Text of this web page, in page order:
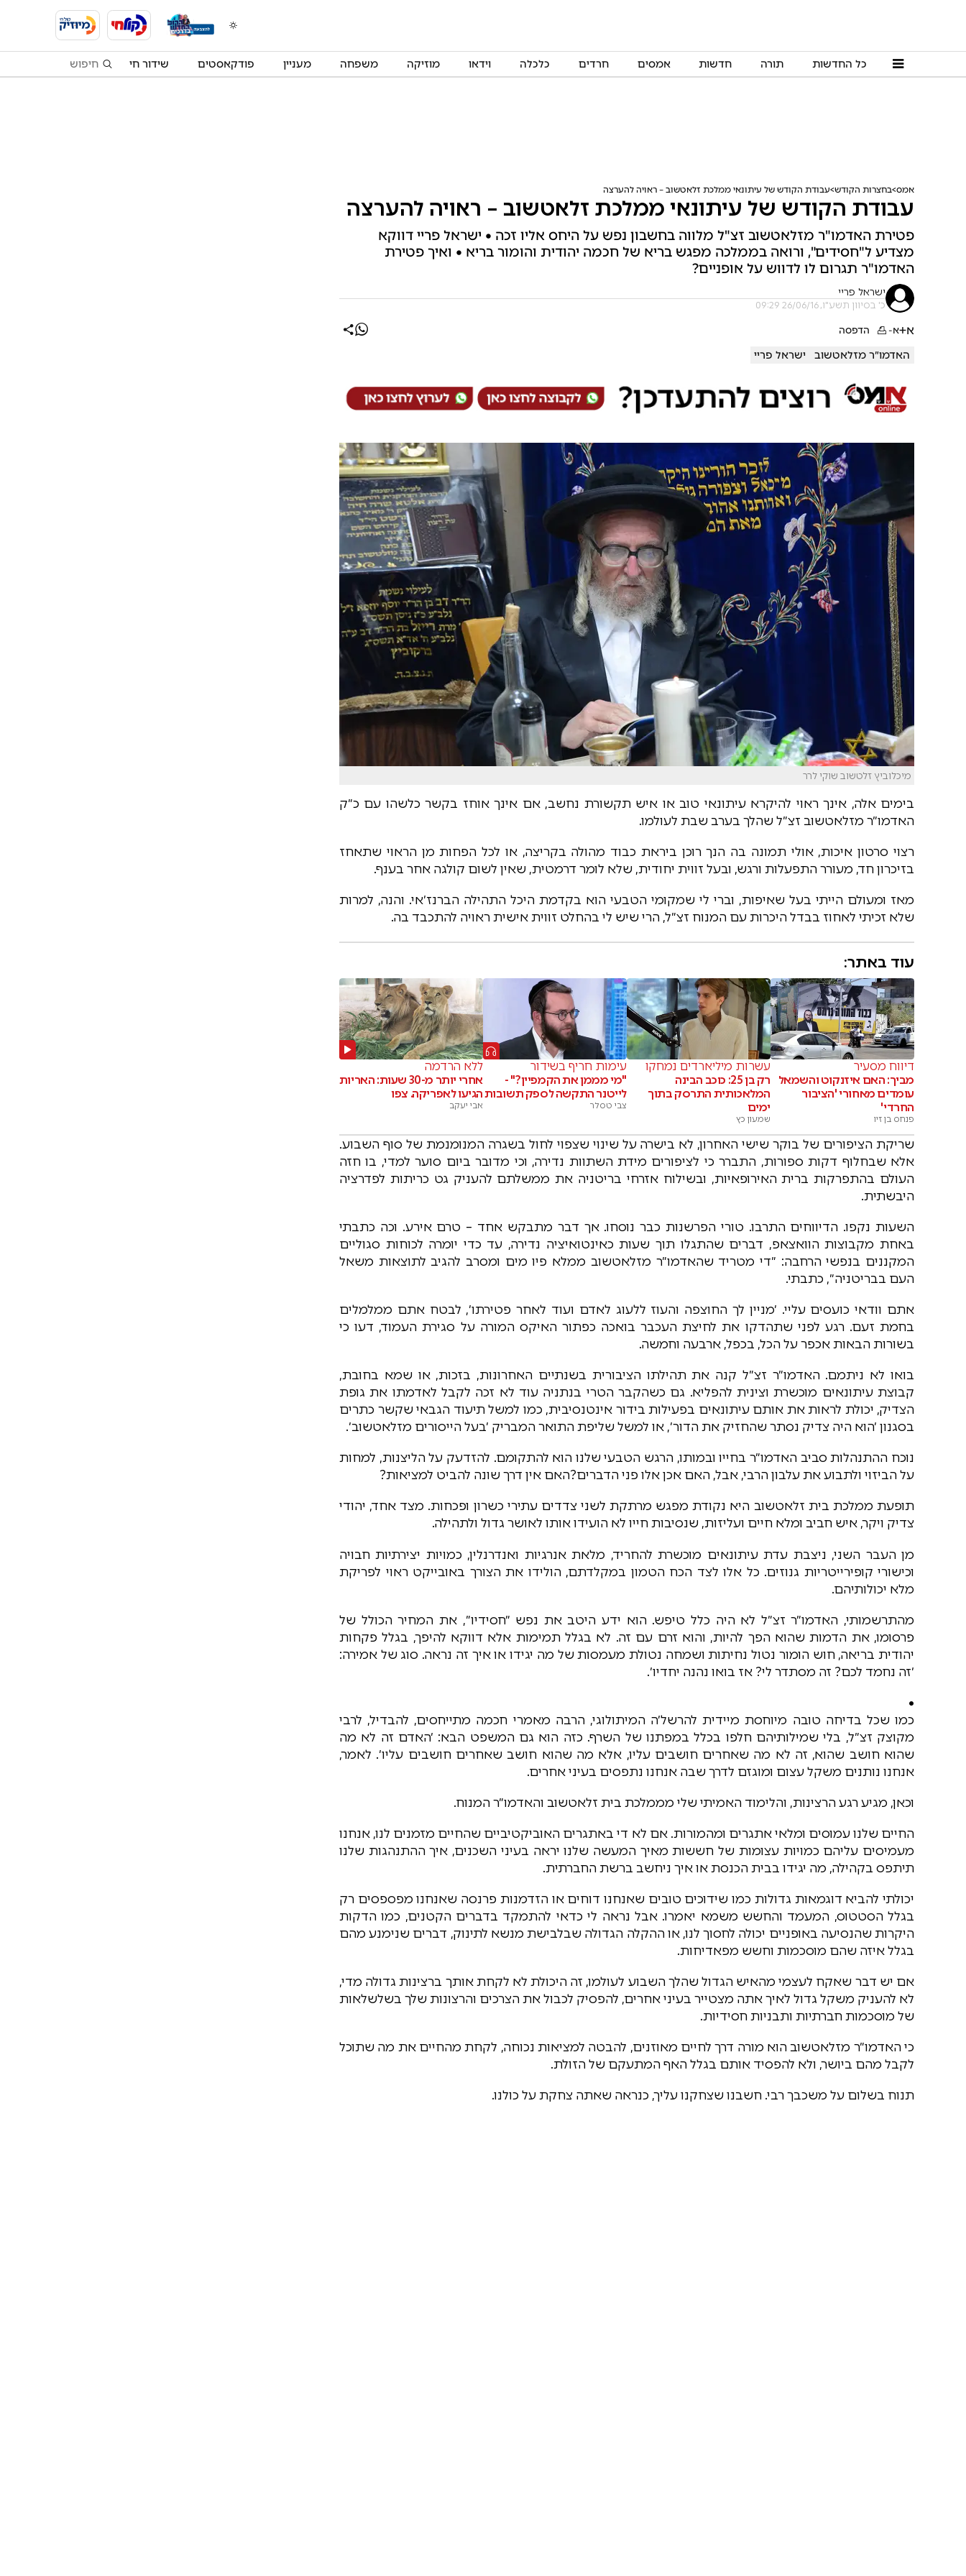
כל החדשות תורה חדשות אמסים חרדים כלכלה וידאו מוזיקה משפחה מעניין פודקאסטים שידור חי
אמס בחצרות הקודש עבודת הקודש של עיתונאי ממלכת זלאטשוב – ראויה להערצה
עבודת הקודש של עיתונאי ממלכת זלאטשוב – ראויה להערצה
פטירת האדמו"ר מזלאטשוב זצ"ל מלווה בחשבון נפש על היחס אליו זכה • ישראל פריי דווקא
מצדיע ל"חסידים", ורואה בממלכה מפגש בריא של חכמה יהודית והומור בריא • ואיך פטירת
האדמו"ר תגרום לו לדווש על אופניים?
ישראל פריי
כ' בסיוון תשע"ו, 26/06/16 09:29
א+א- הדפסה
האדמו״ר מזלאטשוב ישראל פריי
מיכלוביץ זלטשוב שוקי לרר
בימים אלה, אינך ראוי להיקרא עיתונאי טוב או איש תקשורת נחשב, אם אינך אוחז בקשר כלשהו עם כ״ק
האדמו״ר מזלאטשוב זצ״ל שהלך בערב שבת לעולמו.
רצוי סרטון איכות, אולי תמונה בה הנך רוכן ביראת כבוד מהולה בקריצה, או לכל הפחות מן הראוי שתאחז
בזיכרון חד, מעורר התפעלות ורגש, ובעל זווית יחודית, שלא לומר דרמטית, שאין לשום קולגה אחר בענף.
מאז ומעולם הייתי בעל שאיפות, וברי לי שמקומי הטבעי הוא בקדמת היכל התהילה הברנז׳אי. והנה, למרות
שלא זכיתי לאחוז בבדל היכרות עם המנוח זצ״ל, הרי שיש לי בהחלט זווית אישית ראויה להתכבד בה.
עוד באתר:
דיווח מסעיר
מביך: האם איזנקוט והשמאל
עומדים מאחורי 'הציבור
החרדי'
פנחס בן זיו
עשרות מיליארדים נמחקו
רק בן 25: כוכב הבינה
המלאכותית התרסק בתוך
ימים
שמעון כץ
עימות חריף בשידור
"מי מממן את הקמפיין?" -
לייטנר התקשה לספק תשובות
צבי טסלר
ללא הרדמה
אחרי יותר מ-30 שעות: האריות
הגיעו לאפריקה. צפו
אבי יעקב
שריקת הציפורים של בוקר שישי האחרון, לא בישרה על שינוי שצפוי לחול בשגרה המנומנמת של סוף השבוע.
אלא שבחלוף דקות ספורות, התברר כי לציפורים מידת השתוות נדירה, וכי מדובר ביום סוער למדי, בו חזה
העולם בהתפרקות ברית האירופאיות, ובשילוח אזרחי בריטניה את ממשלתם להעניק גט כריתות לפדרציה
היבשתית.
השעות נקפו. הדיווחים התרבו. טורי הפרשנות כבר נוסחו. אך דבר מתבקש אחד – טרם אירע. וכה כתבתי
באחת מקבוצות הוואצאפ, דברים שהתגלו תוך שעות כאינטואיציה נדירה, עד כדי יומרה לכוחות סגוליים
המקננים בנפשי הרחבה: ״די מטריד שהאדמו״ר מזלאטשוב ממלא פיו מים ומסרב להגיב לתוצאות משאל
העם בבריטניה״, כתבתי.
אתם וודאי כועסים עליי. ׳מניין לך החוצפה והעוז ללעוג לאדם ועוד לאחר פטירתו׳, לבטח אתם ממלמלים
בחמת זעם. רגע לפני שתהדקו את לחיצת העכבר בואכה כפתור האיקס המורה על סגירת העמוד, דעו כי
בשורות הבאות אכפר על הכל, בכפל, ארבעה וחמשה.
בואו לא ניתמם. האדמו״ר זצ״ל קנה את תהילתו הציבורית בשנתיים האחרונות, בזכות, או שמא בחובת,
קבוצת עיתונאים מוכשרת וצינית להפליא. גם כשהקבר הטרי בנתניה עוד לא זכה לקבל לאדמתו את גופת
הצדיק, יכולת לראות את אותם עיתונאים בפעילות בידור אינטנסיבית, כמו למשל תיעוד הגבאי שקשר כתרים
בסגנון ׳הוא היה צדיק נסתר שהחזיק את הדור׳, או למשל שליפת התואר המבריק ׳בעל הייסורים מזלאטשוב׳.
נוכח ההתנהלות סביב האדמו״ר בחייו ובמותו, הרגש הטבעי שלנו הוא להתקומם. להזדעק על הליצנות, למחות
על הביזוי ולתבוע את עלבון הרבי, אבל, האם אכן אלו פני הדברים?האם אין דרך שונה להביט למציאות?
תופעת ממלכת בית זלאטשוב היא נקודת מפגש מרתקת לשני צדדים עתירי כשרון ופכחות. מצד אחד, יהודי
צדיק ויקר, איש חביב ומלא חיים ועליזות, שנסיבות חייו לא הועידו אותו לאושר גדול ולתהילה.
מן העבר השני, ניצבת עדת עיתונאים מוכשרת להחריד, מלאת אנרגיות ואנדרנלין, כמויות יצירתיות חבויה
וכישורי קופירייטריות גנוזים. כל אלו לצד הכח הטמון במקלדתם, הולידו את הצורך באובייקט ראוי לפריקת
מלא יכולותיהם.
מהתרשמותי, האדמו״ר זצ״ל לא היה כלל טיפש. הוא ידע היטב את נפש ״חסידיו״, את המחיר הכולל של
פרסומו, את הדמות שהוא הפך להיות, והוא זרם עם זה. לא בגלל תמימות אלא דווקא להיפך, בגלל פקחות
יהודית בריאה, חוש הומור נטול נחיתות ושמחה נטולת מעמסות של מה יגידו או איך זה נראה. סוג של אמירה:
׳זה נחמד לכם? זה מסתדר לי? אז בואו נהנה יחדיו׳.
•
כמו שכל בדיחה טובה מיוחסת מיידית להרשל׳ה המיתולוגי, הרבה מאמרי חכמה מתייחסים, להבדיל, לרבי
מקוצק זצ״ל, בלי שמילותיהם חלפו בכלל במפתנו של השרף. כזה הוא גם המשפט הבא: ׳האדם זה לא מה
שהוא חושב שהוא, זה לא מה שאחרים חושבים עליו, אלא מה שהוא חושב שאחרים חושבים עליו׳. לאמר,
אנחנו נותנים משקל עצום ומוגזם לדרך שבה אנחנו נתפסים בעיני אחרים.
וכאן, מגיע רגע הרצינות, והלימוד האמיתי שלי מממלכת בית זלאטשוב והאדמו״ר המנוח.
החיים שלנו עמוסים ומלאי אתגרים ומהמורות. אם לא די באתגרים האוביקטיביים שהחיים מזמנים לנו, אנחנו
מעמיסים עליהם כמויות עצומות של חששות מאיך המעשה שלנו יראה בעיני השכנים, איך ההתנהגות שלנו
תיתפס בקהילה, מה יגידו בבית הכנסת או איך ניחשב ברשת החברתית.
יכולתי להביא דוגמאות גדולות כמו שידוכים טובים שאנחנו דוחים או הזדמנות פרנסה שאנחנו מפספסים רק
בגלל הסטטוס, המעמד והחשש משמא יאמרו. אבל נראה לי כדאי להתמקד בדברים הקטנים, כמו הדקות
היקרות שהנסיעה באופניים יכולה לחסוך לנו, או ההקלה הגדולה שבלבישת מנשא לתינוק, דברים שנימנע מהם
בגלל איזה שהם מוסכמות וחשש מפאדיחות.
אם יש דבר שאקח לעצמי מהאיש הגדול שהלך השבוע לעולמו, זה היכולת לא לקחת אותך ברצינות גדולה מדי,
לא להעניק משקל גדול לאיך אתה מצטייר בעיני אחרים, להפסיק לכבול את הצרכים והרצונות שלך בשלשלאות
של מוסכמות חברתיות ותבניות חסידיות.
כי האדמו״ר מזלאטשוב הוא מורה דרך לחיים מאוזנים, להבטה למציאות נכוחה, לקחת מהחיים את מה שתוכל
לקבל מהם ביושר, ולא להפסיד אותם בגלל האף המתעקם של הזולת.
תנוח בשלום על משכבך רבי. חשבנו שצחקנו עליך, כנראה שאתה צחקת על כולנו.